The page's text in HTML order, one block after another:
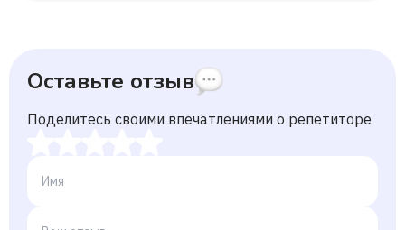
Оставьте отзыв
Поделитесь своими впечатлениями о репетиторе